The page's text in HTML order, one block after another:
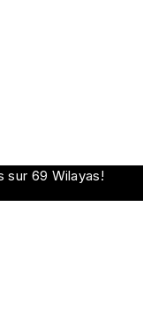
sur 69 Wilayas!